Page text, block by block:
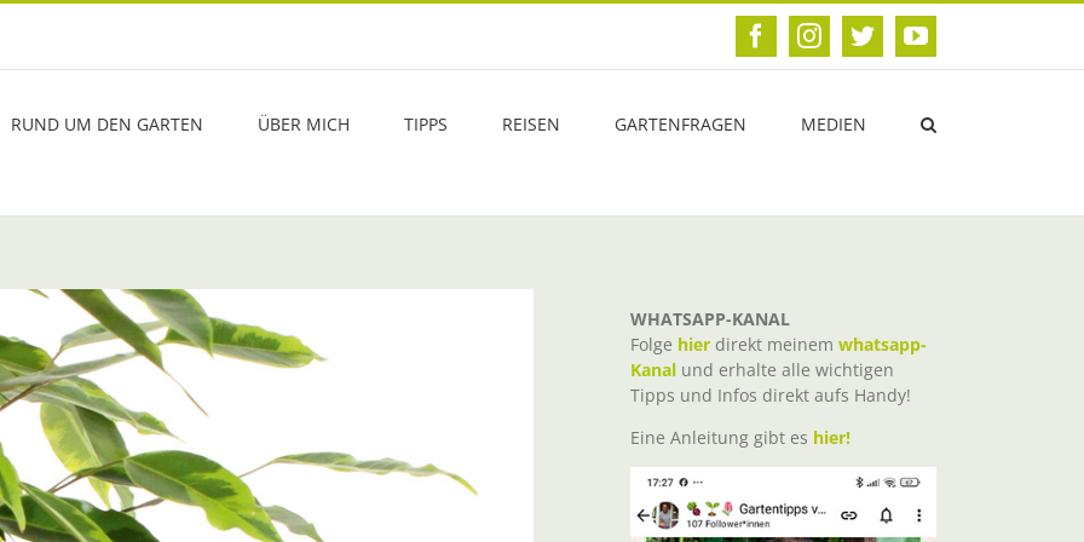
FacebookInstagram
TwitterYouTube
RUND UM DEN GARTEN ÜBER MICH TIPPS REISEN GARTENFRAGEN MEDIEN
WHATSAPP-KANAL
Folge hier direkt meinem whatsapp-
Kanal und erhalte alle wichtigen
Tipps und Infos direkt aufs Handy!
Eine Anleitung gibt es hier!